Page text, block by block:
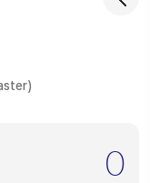
0